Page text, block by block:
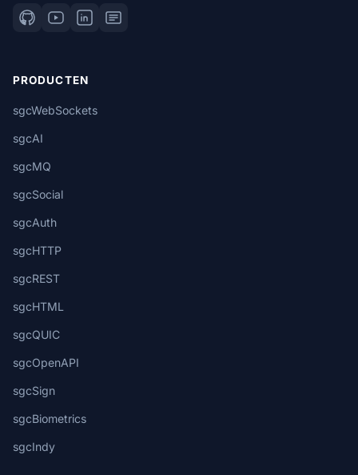
PRODUCTEN
sgcWebSockets
sgcAI
sgcMQ
sgcSocial
sgcAuth
sgcHTTP
sgcREST
sgcHTML
sgcQUIC
sgcOpenAPI
sgcSign
sgcBiometrics
sgcIndy